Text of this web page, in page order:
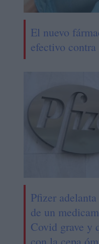
El nuevo
efectivo
Pfizer
de un
Covid grave y